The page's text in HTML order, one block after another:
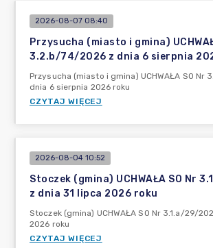
2026-08-07 08:40
Przysucha (miasto i gmina)
3.2.b/74/2026 z dnia 6 sierpnia
Przysucha (miasto i gmina) UCHWAŁA SO Nr
dnia 6 sierpnia 2026 roku
CZYTAJ WIĘCEJ
2026-08-04 10:52
Stoczek (gmina) UCHWAŁA SO Nr
z dnia 31 lipca 2026 roku
Stoczek (gmina) UCHWAŁA SO Nr 3.1.a/29/
2026 roku
CZYTAJ WIĘCEJ